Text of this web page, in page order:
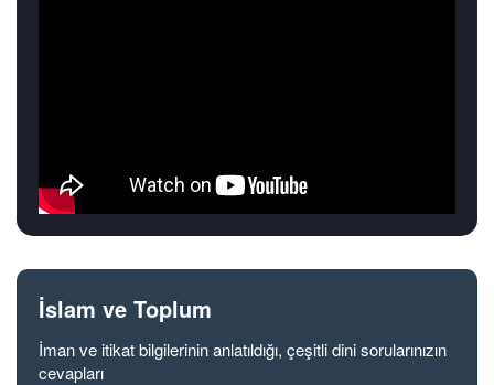
İslam ve Toplum
İman ve itikat bilgilerinin anlatıldığı, çeşitli dini sorularınızın
cevapları